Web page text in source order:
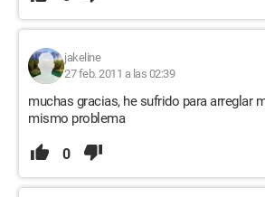
jakeline
27 feb. 2011 a las 02:39
muchas gracias, he sufrido para arreglar
mismo problema
0